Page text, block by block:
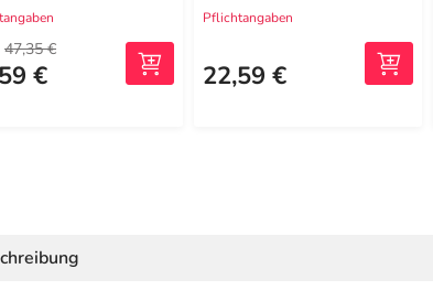
47,35 €
€
Pflichtangaben
22,59 €